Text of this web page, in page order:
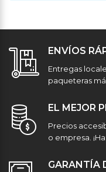
ENVÍOS
Entregas
paqueteras
EL MEJOR
Precios
o empresa.
GARANTÍA